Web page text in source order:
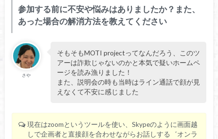
参加する前に不安や悩みはありましたか？また、
あった場合の解消方法を教えてください
さや
そもそもMOTI projectってなんだろう、このツ
アーは詐欺じゃないのかと本気で疑いホームペ
ージを読み漁りました！
また、説明会の時も当時はライン通話で顔が見
えなくて不安に感じました
現在はzoomというツールを使い、Skypeのように画面越
しで企画者と直接顔を合わせながらお話しする゛オンラ